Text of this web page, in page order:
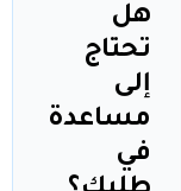
على
هل
تحتاج
إلى
مساعدة
في